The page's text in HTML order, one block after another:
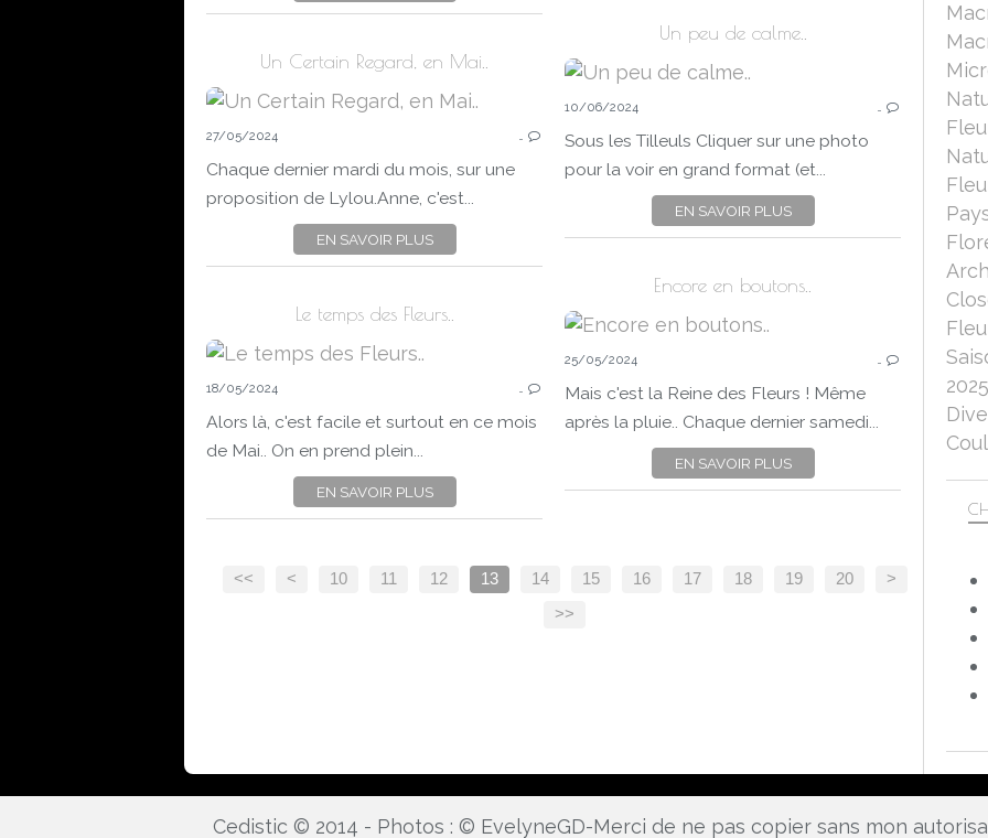
PERSONNALITÉ
Un peu de calme..
10/06/2024 …
Sous les Tilleuls Cliquer sur une photo
pour la voir en grand format (et...
EN SAVOIR PLUS
Un Certain Regard, en Mai..
2024
REGARDS SUR...
PHOTO À THÈME
NOIR ET BLANC
PANASONIC LUMIX DC-FZ 1000 II
27/05/2024 …
Chaque dernier mardi du mois, sur une
proposition de Lylou.Anne, c'est...
EN SAVOIR PLUS
Encore en boutons..
25/05/2024 …
Mais c'est la Reine des Fleurs ! Même
après la pluie.. Chaque dernier samedi...
EN SAVOIR PLUS
Le temps des Fleurs..
PROJET 52-2024
PROJET 52 DE MA
FLEURS
NATURE
18/05/2024 …
Alors là, c'est facile et surtout en ce mois
de Mai.. On en prend plein...
EN SAVOIR PLUS
<< < 10 11 12 13 14 15 16 17 18 19 20 30
40
>
>>
2025
Cedistic © 2014 - Photos : © EvelyneGD-Merci de ne pas copier sans mon